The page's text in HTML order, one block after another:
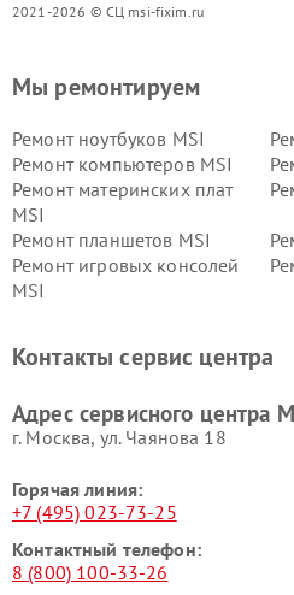
2021-2026 © СЦ msi-fixim.ru
Мы ремонтируем
Ремонт ноутбуков MSI
Ремонт компьютеров MSI
Ремонт материнских плат
MSI
Ремонт планшетов MSI
Ремонт игровых консолей
MSI
Контакты сервис центра
Адрес сервисного центра
г. Москва, ул. Чаянова 18
Горячая линия:
+7 (495) 023-73-25
Контактный телефон:
8 (800) 100-33-26